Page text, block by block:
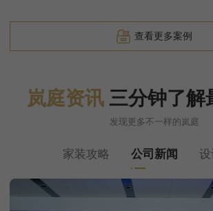
查看更多案例
岚庭资讯 三分钟了解
发现更多不一样的岚庭
家装攻略 公司新闻 设